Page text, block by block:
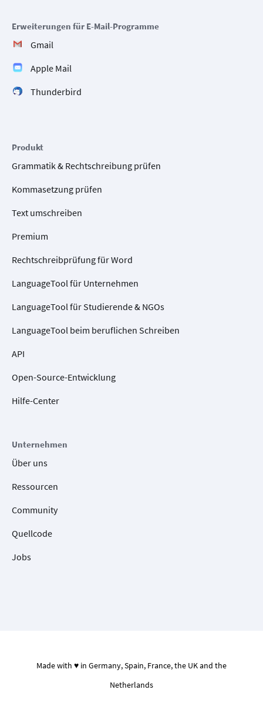
Erweiterungen für E-Mail-Programme
Gmail
Apple Mail
Thunderbird
Produkt
Grammatik & Rechtschreibung prüfen
Kommasetzung prüfen
Text umschreiben
Premium
Rechtschreibprüfung für Word
LanguageTool für Unternehmen
LanguageTool für Studierende & NGOs
LanguageTool beim beruflichen Schreiben
API
Open-Source-Entwicklung
Hilfe-Center
Unternehmen
Über uns
Ressourcen
Community
Quellcode
Jobs
Made with ♥ in Germany, Spain, France, the UK and the
Netherlands